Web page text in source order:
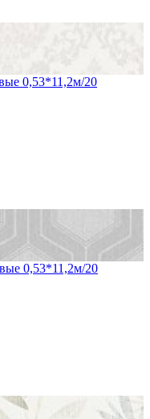
0,53*11,2м/20
0,53*11,2м/20